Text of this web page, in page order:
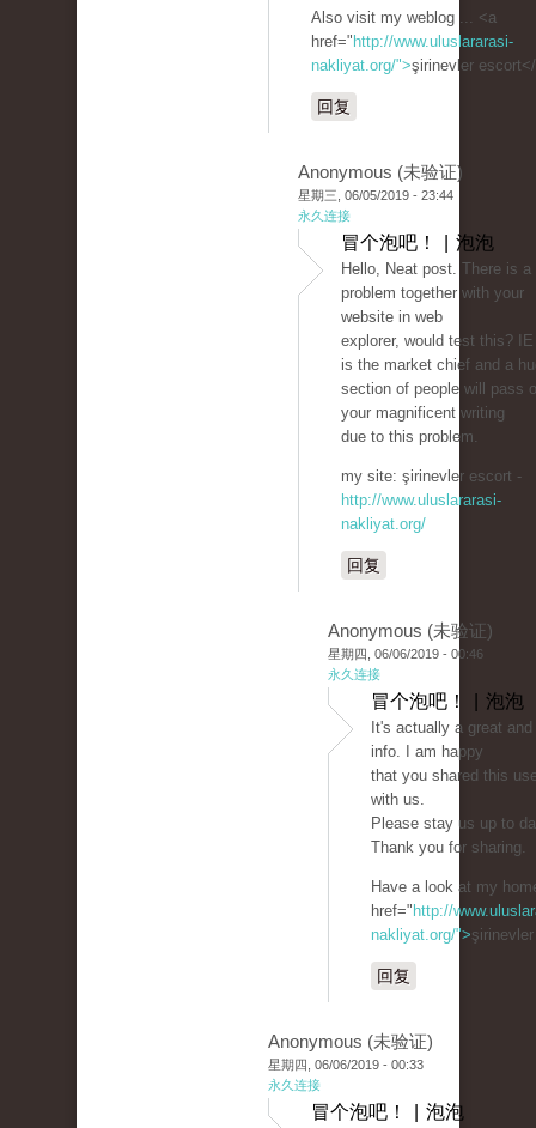
Also visit my weblog ... <a
href=" http://www.uluslararasi-
nakliyat.org/">şirinevler
回复
Anonymous (未验证)
星期三, 06/05/2019 - 23:44
永久连接
冒个泡吧！ | 泡泡
Hello, Neat post. There is a
problem together with your
website in web
explorer, would test this?
is the market chief and a
section of people will pass
your magnificent writing
due to this problem.
my site: şirinevler escort -
http://www.uluslararasi-
nakliyat.org/
回复
Anonymous (未验证)
星期四, 06/06/2019 - 00:46
永久连接
冒个泡吧！ | 泡泡
It's actually a great
info. I am happy
that you shared this
with us.
Please stay us up to
Thank you for sharing.
Have a look at my
href=" http://
nakliyat.org/">
回复
Anonymous (未验证)
星期四, 06/06/2019 - 00:33
永久连接
冒个泡吧！ | 泡泡